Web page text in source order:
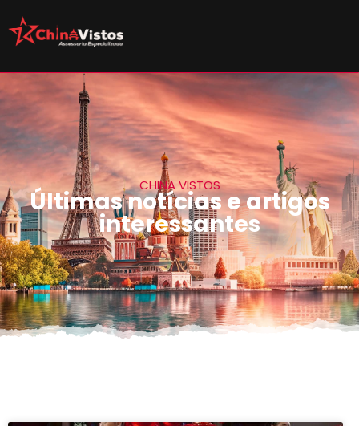
CHINA VISTOS
Últimas notícias e artigos
interessantes